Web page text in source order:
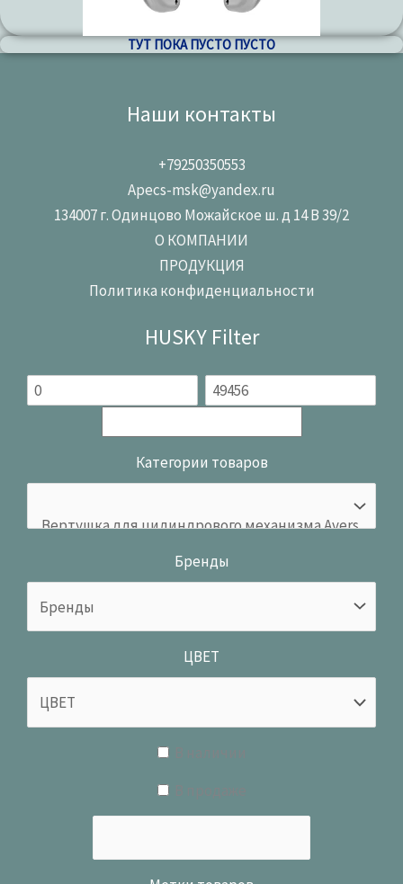
ТУТ ПОКА ПУСТО ПУСТО
Наши контакты
+79250350553
Apecs-msk@yandex.ru
134007 г. Одинцово Можайское ш. д 14 В 39/2
О КОМПАНИИ
ПРОДУКЦИЯ
Политика конфиденциальности
HUSKY Filter
Категории товаров
Бренды
ЦВЕТ